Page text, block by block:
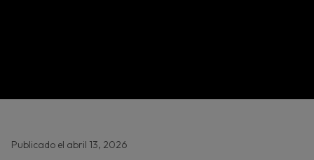
Publicado el abril 13, 2026